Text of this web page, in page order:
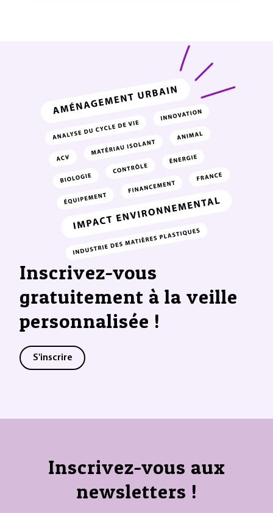
Inscrivez-vous
gratuitement à la veille
personnalisée !
S'inscrire
Inscrivez-vous aux
newsletters !